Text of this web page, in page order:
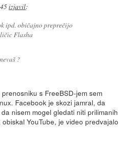
izjavil:
ipd. običajno preprečijo
Flasha
?
s FreeBSD-jem sem
Facebook je skozi jamral, da
nisem mogel gledati niti prilimanih
YouTube, je video predvajalo